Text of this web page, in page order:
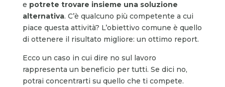
e potrete trovare insieme una soluzione
alternativa. C’è qualcuno più competente a cui
piace questa attività? L’obiettivo comune è quello
di ottenere il risultato migliore: un ottimo report.
Ecco un caso in cui dire no sul lavoro
rappresenta un beneficio per tutti. Se dici no,
potrai concentrarti su quello che ti compete.